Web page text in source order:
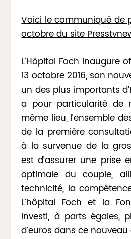
Voici le communiqué de
octobre du site
L’Hôpital Foch inaugure
13 octobre 2016, son
un des plus importants
a pour particularité de
même lieu, l’ensemble
de la première
à la survenue de la
est d’assurer une prise
optimale du couple,
technicité, la
L’hôpital Foch et la
investi, à parts égales,
d’euros dans ce nouveau